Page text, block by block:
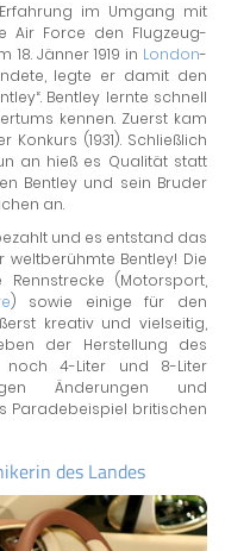
im Umgang mit
Air Force den Flugzeug-
Jänner 1919 in London-
legte er damit den
Bentley lernte schnell
kennen. Zuerst kam
(1931). Schließlich
an hieß es Qualität statt
Bentley und sein Bruder
an.
und es entstand das
weltberühmte Bentley! Die
(Motorsport,
) sowie einige für den
kreativ und vielseitig,
der Herstellung des
noch 4-Liter und 8-Liter
Änderungen und
Paradebeispiel britischen
des Landes